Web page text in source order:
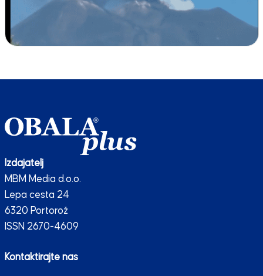
Izdajatelj
MBM Media d.o.o.
Lepa cesta 24
6320 Portorož
ISSN 2670-4609
Kontaktirajte nas